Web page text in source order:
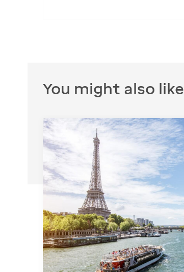
You might also like